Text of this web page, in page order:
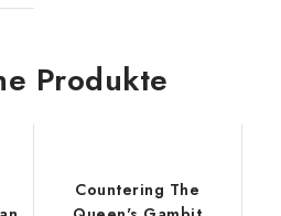
Produkte
Countering The